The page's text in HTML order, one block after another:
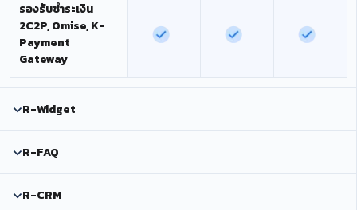
รองรับชำระเงิน
2C2P, Omise, K-
Payment
Gateway
R-Widget
R-FAQ
R-CRM